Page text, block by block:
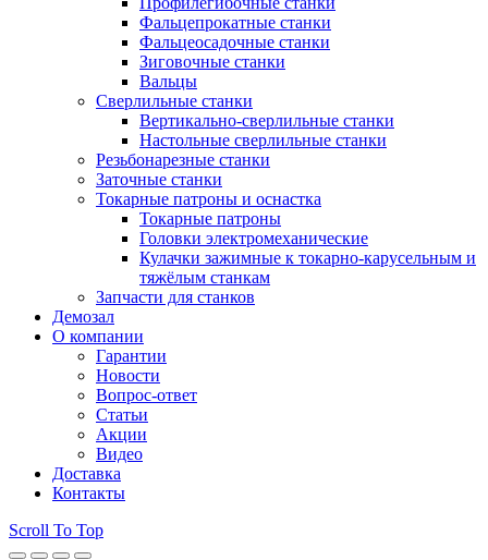
Фальцепрокатные станки
Фальцеосадочные станки
Зиговочные станки
Вальцы
Сверлильные станки
Вертикально-сверлильные станки
Настольные сверлильные станки
Резьбонарезные станки
Заточные станки
Токарные патроны и оснастка
Токарные патроны
Головки электромеханические
Кулачки зажимные к токарно-карусельным и
тяжёлым станкам
Запчасти для станков
Демозал
О компании
Гарантии
Новости
Вопрос-ответ
Статьи
Акции
Видео
Доставка
Контакты
Scroll To Top